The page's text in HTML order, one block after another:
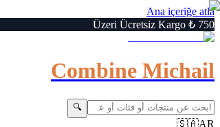
Ana içeriğe atla
750 ₺ Üzeri Ücretsiz Kargo
Combine Michail
🔍
🇸🇦AR